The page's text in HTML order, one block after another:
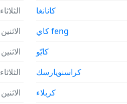
الثلاثاء
الاثنين
الاثنين
الثلاثاء
الاثنين
كانانغا
كاي feng
كايّو
كراسنويارسك
كربلاء